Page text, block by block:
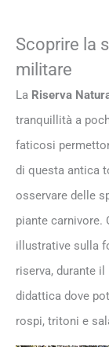
Scoprire la
militare
La Riserva
tranquillità a
faticosi
di questa antica
osservare delle
piante carnivore.
illustrative sulla
riserva, durante
didattica dove
rospi, tritoni e